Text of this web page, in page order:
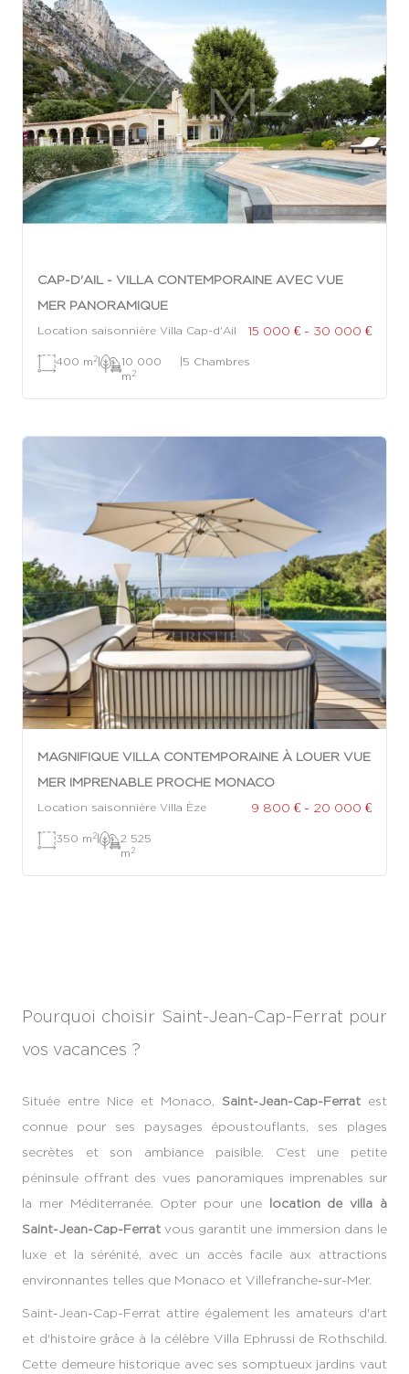
CAP-D'AIL - VILLA CONTEMPORAINE AVEC VUE
MER PANORAMIQUE
Location saisonnière Villa Cap-d'Ail 15 000 € - 30 000 €
400 m 2|
10 000
m 2
|5 Chambres
MAGNIFIQUE VILLA CONTEMPORAINE À LOUER VUE
MER IMPRENABLE PROCHE MONACO
Location saisonnière Villa Èze 9 800 € - 20 000 €
350 m 2|
2 525
m 2
Pourquoi choisir Saint-Jean-Cap-Ferrat pour
vos vacances ?
Située entre Nice et Monaco, Saint-Jean-Cap-Ferrat est
connue pour ses paysages époustouflants, ses plages
secrètes et son ambiance paisible. C’est une petite
péninsule offrant des vues panoramiques imprenables sur
la mer Méditerranée. Opter pour une location de villa à
Saint-Jean-Cap-Ferrat vous garantit une immersion dans le
luxe et la sérénité, avec un accès facile aux attractions
environnantes telles que Monaco et Villefranche-sur-Mer.
Saint-Jean-Cap-Ferrat attire également les amateurs d'art
et d'histoire grâce à la célèbre Villa Ephrussi de Rothschild.
Cette demeure historique avec ses somptueux jardins vaut